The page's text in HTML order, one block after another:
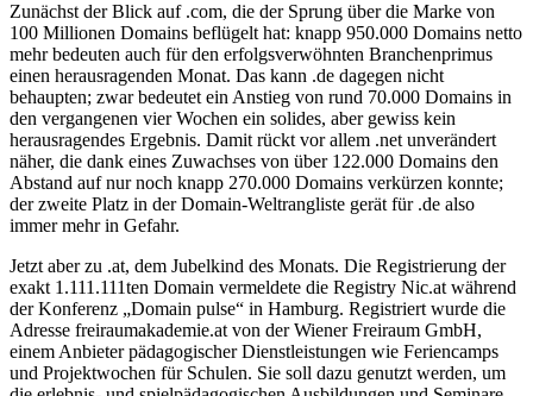
Zunächst der Blick auf .com, die der Sprung über die Marke von
100 Millionen Domains beflügelt hat: knapp 950.000 Domains netto
mehr bedeuten auch für den erfolgsverwöhnten Branchenprimus
einen herausragenden Monat. Das kann .de dagegen nicht
behaupten; zwar bedeutet ein Anstieg von rund 70.000 Domains in
den vergangenen vier Wochen ein solides, aber gewiss kein
herausragendes Ergebnis. Damit rückt vor allem .net unverändert
näher, die dank eines Zuwachses von über 122.000 Domains den
Abstand auf nur noch knapp 270.000 Domains verkürzen konnte;
der zweite Platz in der Domain-Weltrangliste gerät für .de also
immer mehr in Gefahr.
Jetzt aber zu .at, dem Jubelkind des Monats. Die Registrierung der
exakt 1.111.111ten Domain vermeldete die Registry Nic.at während
der Konferenz „Domain pulse“ in Hamburg. Registriert wurde die
Adresse freiraumakademie.at von der Wiener Freiraum GmbH,
einem Anbieter pädagogischer Dienstleistungen wie Feriencamps
und Projektwochen für Schulen. Sie soll dazu genutzt werden, um